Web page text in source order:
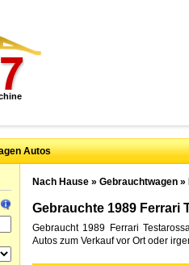
Autos
Nach Hause» Gebrauchtwagen»
Gebrauchte 1989 Ferrari
Gebraucht 1989 Ferrari
Autos zum Verkauf vor Ort oder